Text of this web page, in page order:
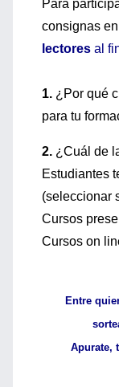
Para
consignas
lectores al
1. ¿Por qué
para tu
2. ¿Cuál de
Estudiantes
(seleccionar
Cursos
Cursos on
Entre
Apurate,